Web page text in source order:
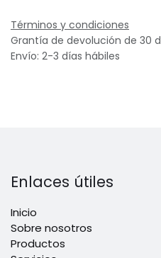
Términos y condiciones
Grantía de devolución de 30
Envío: 2-3 días hábiles
Enlaces útiles
Inicio
Sobre nosotros
Productos